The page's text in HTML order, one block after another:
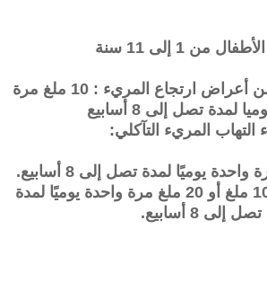
من 1 إلى 11 سنة
علاج قصير الأجل من أعراض ارتجاع المريء : 10 ملغ مرة
لمدة تصل إلى 8 أسابيع
التهاب المريء التآكلي:
الوزن ≥20 كجم : 10 ملغ أو 20 ملغ مرة واحدة يوميًا لمدة
تصل إلى 8 أسابيع.